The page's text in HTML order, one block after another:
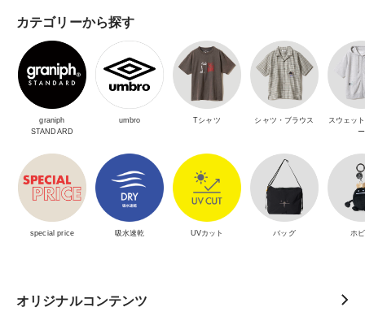
カテゴリーから探す
graniph
STANDARD
umbro Tシャツ シャツ・ブラウス
スウェッ
ー
special price 吸水速乾 UVカット バッグ ホ
オリジナルコンテンツ